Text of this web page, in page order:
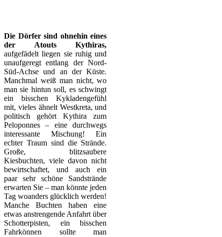
Die Dörfer sind ohnehin eines
der Atouts Kythiras,
aufgefädelt liegen sie ruhig und
unaufgeregt entlang der Nord-
Süd-Achse und an der Küste.
Manchmal weiß man nicht, wo
man sie hintun soll, es schwingt
ein bisschen Kykladengefühl
mit, vieles ähnelt Westkreta, und
politisch gehört Kythira zum
Peloponnes – eine durchwegs
interessante Mischung! Ein
echter Traum sind die Strände.
Große, blitzsaubere
Kiesbuchten, viele davon nicht
bewirtschaftet, und auch ein
paar sehr schöne Sandstrände
erwarten Sie – man könnte jeden
Tag woanders glücklich werden!
Manche Buchten haben eine
etwas anstrengende Anfahrt über
Schotterpisten, ein bisschen
Fahrkönnen sollte man